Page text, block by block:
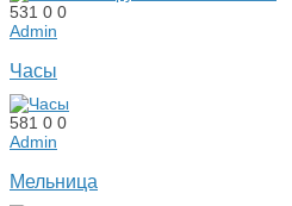
531 0 0
Admin
Часы
581 0 0
Admin
Мельница